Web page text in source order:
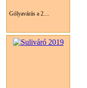
Gólyavárás a 2....